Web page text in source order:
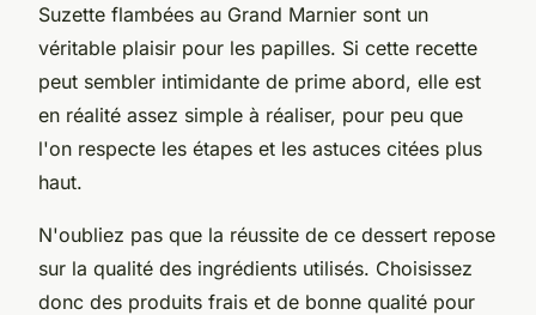
Suzette flambées au Grand Marnier sont un
véritable plaisir pour les papilles. Si cette recette
peut sembler intimidante de prime abord, elle est
en réalité assez simple à réaliser, pour peu que
l'on respecte les étapes et les astuces citées plus
haut.
N'oubliez pas que la réussite de ce dessert repose
sur la qualité des ingrédients utilisés. Choisissez
donc des produits frais et de bonne qualité pour